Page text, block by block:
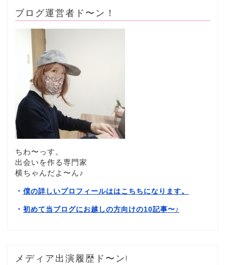
ブログ運営者ド〜ン！
ちわ〜っす。
出会いを作る専門家
横ちゃんだよ〜ん♪
・ 僕の詳しいプロフィールははこちちになります。
・ 初めて当ブログにお越しの方向けの10記事〜♪
メディア出演履歴ド〜ン!